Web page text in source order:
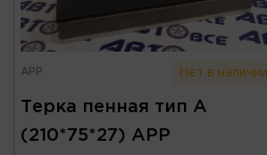
APP Нет в наличии
Терка пенная тип А
(210*75*27) APP